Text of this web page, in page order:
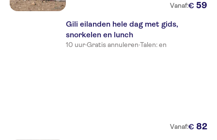
Vanaf:€ 59
Gili eilanden hele dag met gids,
snorkelen en lunch
10 uur·Gratis annuleren·Talen: en
Vanaf:€ 82